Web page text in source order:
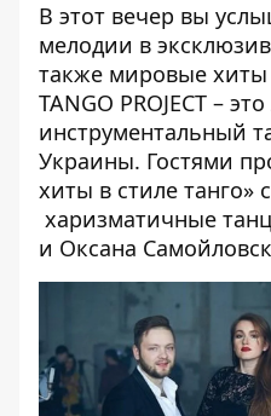
В этот вечер вы
мелодии в
также мировые хиты
TANGO PROJECT –
инструментальный
Украины. Гостями
хиты в стиле танго»
харизматичные
и Оксана